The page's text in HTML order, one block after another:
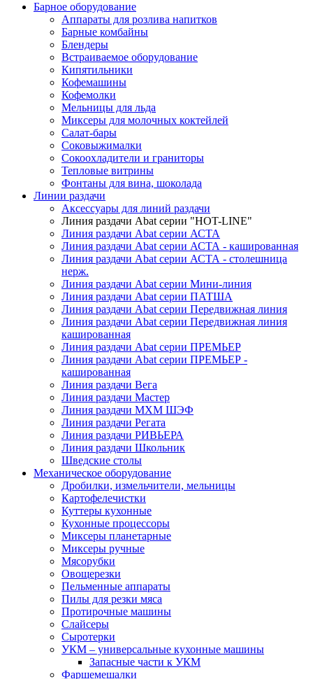
Барное оборудование
Аппараты для розлива напитков
Барные комбайны
Блендеры
Встраиваемое оборудование
Кипятильники
Кофемашины
Кофемолки
Мельницы для льда
Миксеры для молочных коктейлей
Салат-бары
Соковыжималки
Сокоохладители и граниторы
Тепловые витрины
Фонтаны для вина, шоколада
Линии раздачи
Аксессуары для линий раздачи
Линия раздачи Abat серии "HOT-LINE"
Линия раздачи Abat серии АСТА
Линия раздачи Abat серии АСТА - кашированная
Линия раздачи Abat серии АСТА - столешница
нерж.
Линия раздачи Abat серии Мини-линия
Линия раздачи Abat серии ПАТША
Линия раздачи Abat серии Передвижная линия
Линия раздачи Abat серии Передвижная линия
кашированная
Линия раздачи Abat серии ПРЕМЬЕР
Линия раздачи Abat серии ПРЕМЬЕР -
кашированная
Линия раздачи Вега
Линия раздачи Мастер
Линия раздачи МХМ ШЭФ
Линия раздачи Регата
Линия раздачи РИВЬЕРА
Линия раздачи Школьник
Шведские столы
Механическое оборудование
Дробилки, измельчители, мельницы
Картофелечистки
Куттеры кухонные
Кухонные процессоры
Миксеры планетарные
Миксеры ручные
Мясорубки
Овощерезки
Пельменные аппараты
Пилы для резки мяса
Протирочные машины
Слайсеры
Сыротерки
УКМ – универсальные кухонные машины
Запасные части к УКМ
Фаршемешалки